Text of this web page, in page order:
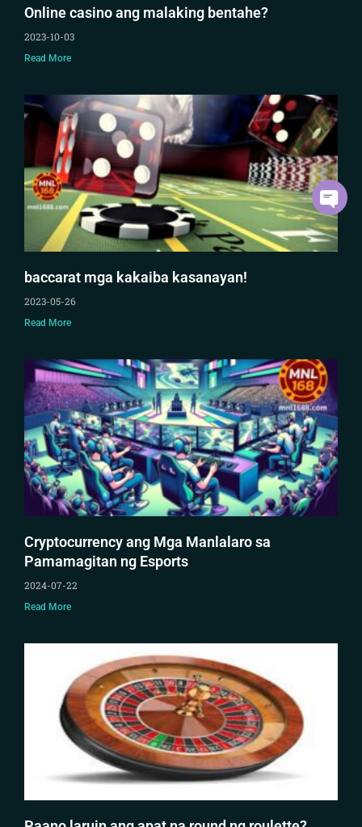
Online casino ang malaking bentahe?
2023-10-03
Read More
baccarat mga kakaiba kasanayan!
2023-05-26
Read More
Cryptocurrency ang Mga Manlalaro sa
Pamamagitan ng Esports
2024-07-22
Read More